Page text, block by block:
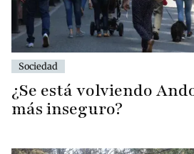
Sociedad
¿Se está volviendo
más inseguro?